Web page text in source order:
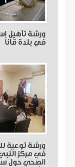
ورشة تأهيل
في بلدة قانا
ورشة توعية
في مركز
الصحي حول